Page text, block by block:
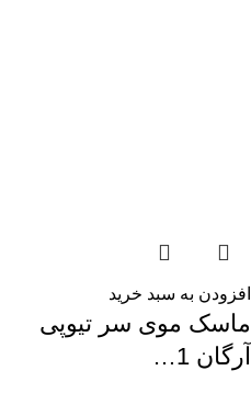
افزودن به سبد خرید
ماسک موی سر تیوپی
آرگان 1…